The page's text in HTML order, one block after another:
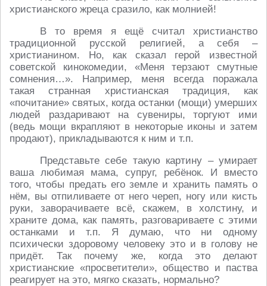
христианского жреца сразило, как молнией!
В то время я ещё считал христианство
традиционной русской религией, а себя –
христианином. Но, как сказал герой известной
советской кинокомедии, «Меня терзают смутные
сомнения…». Например, меня всегда поражала
такая странная христианская традиция, как
«почитание» святых, когда останки (мощи) умерших
людей раздаривают на сувениры, торгуют ими
(ведь мощи вкрапляют в некоторые иконы и затем
продают), прикладываются к ним и т.п.
Представьте себе такую картину – умирает
ваша любимая мама, супруг, ребёнок. И вместо
того, чтобы предать его земле и хранить память о
нём, вы отпиливаете от него череп, ногу или кисть
руки, заворачиваете всё, скажем, в холстину, и
храните дома, как память, разговариваете с этими
останками и т.п. Я думаю, что ни одному
психически здоровому человеку это и в голову не
придёт. Так почему же, когда это делают
христианские «просветители», общество и паства
реагирует на это, мягко сказать, нормально?